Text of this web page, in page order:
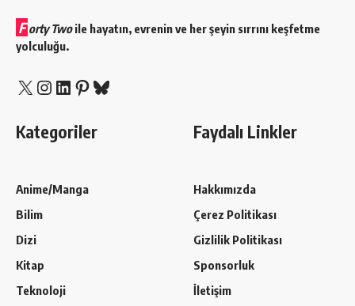
F orty Twoile hayatın, evrenin ve her şeyin sırrını keşfetme
yolculuğu.
X Instagram
LinkedIn
Pinterest
Bluesky
Kategoriler
Anime/Manga
Bilim
Dizi
Kitap
Teknoloji
Faydalı Linkler
Hakkımızda
Çerez Politikası
Gizlilik Politikası
Sponsorluk
İletişim